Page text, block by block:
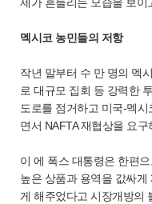
멕시코 농민들의 저항
작년 말부터 수 만 명의 멕
로 대규모 집회 등 강력한
도로를 점거하고 미국-멕
면서 NAFTA 재협상을 요구
이 에 폭스 대통령은 한편
높은 상품과 용역을 값싸
게 해주었다고 시장개방의